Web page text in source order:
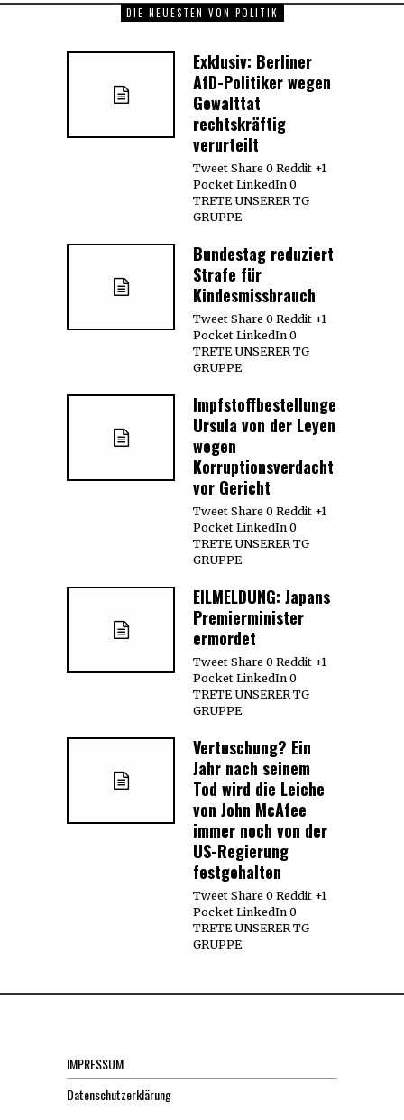
DIE NEUESTEN VON POLITIK
Exklusiv: Berliner
AfD-Politiker wegen
Gewalttat
rechtskräftig
verurteilt
Tweet Share 0 Reddit +1
Pocket LinkedIn 0
TRETE UNSERER TG
GRUPPE
Bundestag reduziert
Strafe für
Kindesmissbrauch
Tweet Share 0 Reddit +1
Pocket LinkedIn 0
TRETE UNSERER TG
GRUPPE
Impfstoffbestellungen:
Ursula von der Leyen
wegen
Korruptionsverdacht
vor Gericht
Tweet Share 0 Reddit +1
Pocket LinkedIn 0
TRETE UNSERER TG
GRUPPE
EILMELDUNG: Japans
Premierminister
ermordet
Tweet Share 0 Reddit +1
Pocket LinkedIn 0
TRETE UNSERER TG
GRUPPE
Vertuschung? Ein
Jahr nach seinem
Tod wird die Leiche
von John McAfee
immer noch von der
US-Regierung
festgehalten
Tweet Share 0 Reddit +1
Pocket LinkedIn 0
TRETE UNSERER TG
GRUPPE
IMPRESSUM
Datenschutzerklärung